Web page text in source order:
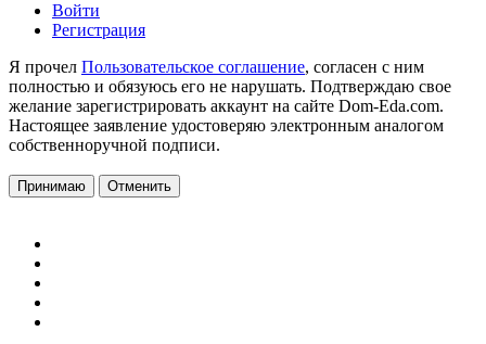
Войти
Регистрация
Я прочел Пользовательское соглашение, согласен с ним
полностью и обязуюсь его не нарушать. Подтверждаю свое
желание зарегистрировать аккаунт на сайте Dom-Eda.com.
Настоящее заявление удостоверяю электронным аналогом
собственноручной подписи.
Принимаю Отменить